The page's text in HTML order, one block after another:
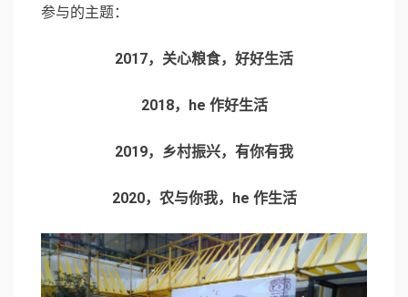
参与的主题：
2017，关⼼粮⻝，好好⽣活
2018，he 作好⽣活
2019，乡村振兴，有你有我
2020，农与你我，he 作⽣活